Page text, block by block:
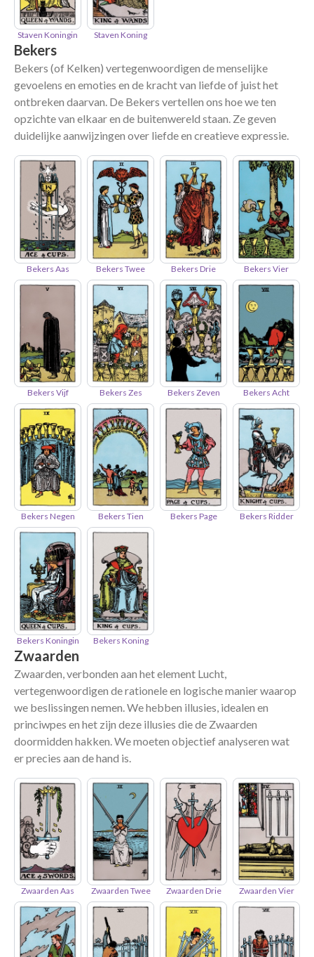
Staven Koningin Staven Koning
Bekers
Bekers (of Kelken) vertegenwoordigen de menselijke
gevoelens en emoties en de kracht van liefde of juist het
ontbreken daarvan. De Bekers vertellen ons hoe we ten
opzichte van elkaar en de buitenwereld staan. Ze geven
duidelijke aanwijzingen over liefde en creatieve expressie.
Bekers Aas Bekers Twee Bekers Drie Bekers Vier
Bekers Vijf Bekers Zes Bekers Zeven Bekers Acht
Bekers Negen Bekers Tien Bekers Page Bekers Ridder
Bekers Koningin Bekers Koning
Zwaarden
Zwaarden, verbonden aan het element Lucht,
vertegenwoordigen de rationele en logische manier waarop
we beslissingen nemen. We hebben illusies, idealen en
princiwpes en het zijn deze illusies die de Zwaarden
doormidden hakken. We moeten objectief analyseren wat
er precies aan de hand is.
Zwaarden Aas Zwaarden Twee Zwaarden Drie Zwaarden Vier